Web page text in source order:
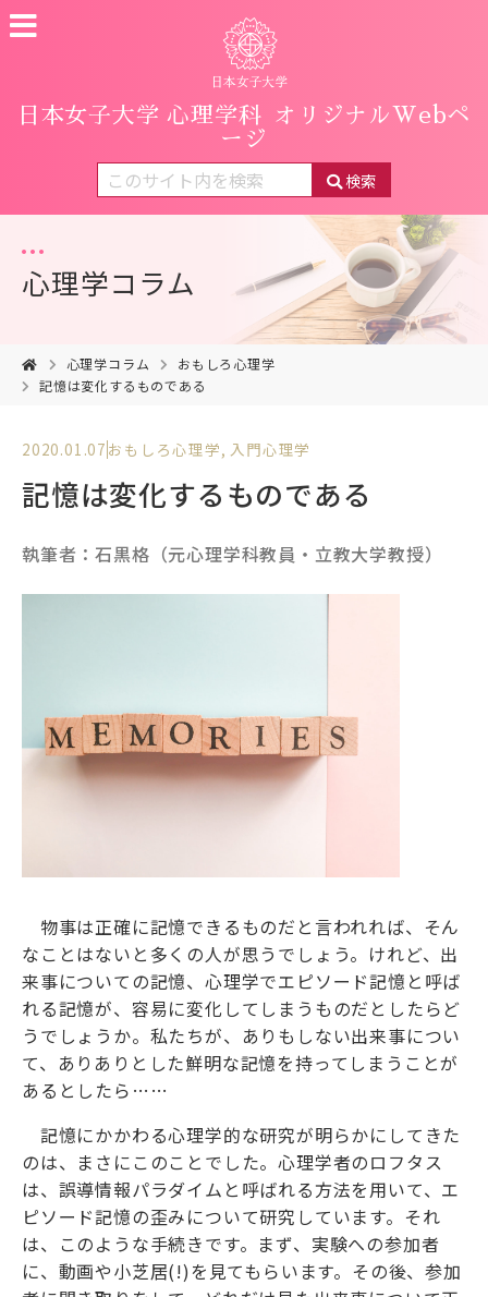
日本女子大学 心理学科
オリジナルWebペ
ージ
検索
心理学コラム
心理学コラム
おもしろ心理学
記憶は変化するものである
2020.01.07 おもしろ心理学,入門心理学
記憶は変化するものである
執筆者：石黒格（元心理学科教員・立教大学教授）
物事は正確に記憶できるものだと言われれば、そん
なことはないと多くの人が思うでしょう。けれど、出
来事についての記憶、心理学でエピソード記憶と呼ば
れる記憶が、容易に変化してしまうものだとしたらど
うでしょうか。私たちが、ありもしない出来事につい
て、ありありとした鮮明な記憶を持ってしまうことが
あるとしたら……
記憶にかかわる心理学的な研究が明らかにしてきた
のは、まさにこのことでした。心理学者のロフタス
は、誤導情報パラダイムと呼ばれる方法を用いて、エ
ピソード記憶の歪みについて研究しています。それ
は、このような手続きです。まず、実験への参加者
に、動画や小芝居(!)を見てもらいます。その後、参加